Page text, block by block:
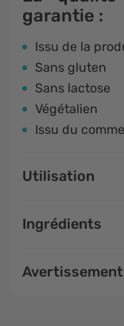
garantie :
Issu de la
Sans gluten
Sans lactose
Végétalien
Issu du
Utilisation
Ingrédients